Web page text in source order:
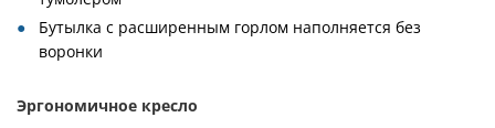
Бутылка с расширенным горлом наполняется без
воронки
Эргономичное кресло